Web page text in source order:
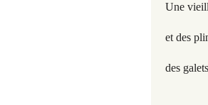
Une
et des
des